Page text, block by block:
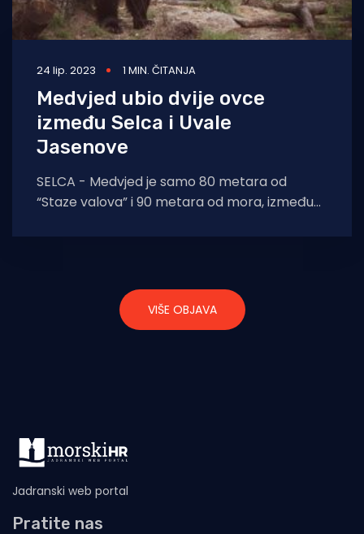
24 lip. 2023 1 MIN. ČITANJA
Medvjed ubio dvije ovce
između Selca i Uvale
Jasenove
SELCA - Medvjed je samo 80 metara od
“Staze valova” i 90 metara od mora, između
VIŠE OBJAVA
Jadranski web portal
Pratite nas